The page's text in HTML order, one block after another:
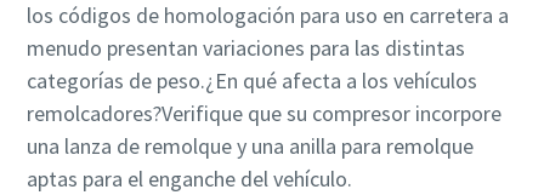
los códigos de homologación para uso en carretera a
menudo presentan variaciones para las distintas
categorías de peso.¿En qué afecta a los vehículos
remolcadores?Verifique que su compresor incorpore
una lanza de remolque y una anilla para remolque
aptas para el enganche del vehículo.